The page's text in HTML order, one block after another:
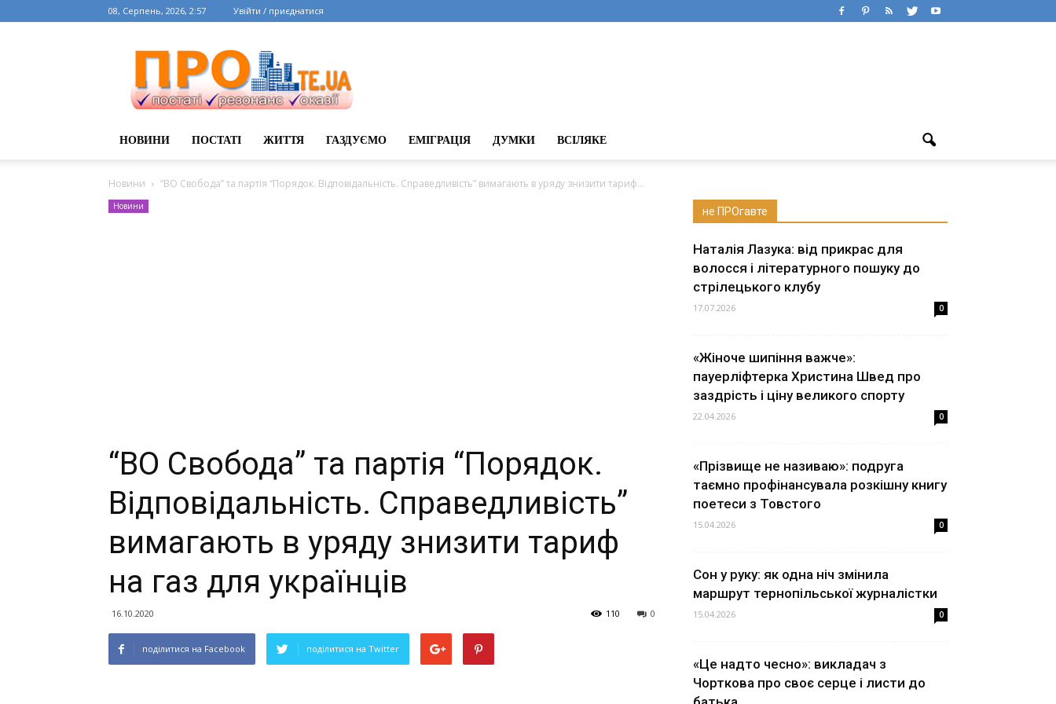
08, Серпень, 2026, 2:57 Увійти / приєднатися
НОВИНИ ПОСТАТІ ЖИТТЯ ГАЗДУЄМО ЕМІГРАЦІЯ ДУМКИ ВСІЛЯКЕ
Новини “ВО Свобода” та партія “Порядок. Відповідальність. Справедливість” вимагають в уряду знизити тариф...
Новини
“ВО Свобода” та партія “Порядок.
Відповідальність. Справедливість”
вимагають в уряду знизити тариф
на газ для українців
16.10.2020 0
110
поділитися на Facebook поділитися на Twitter
не ПРОгавте
Наталія Лазука: від прикрас для
волосся і літературного пошуку до
стрілецького клубу
17.07.2026 0
«Жіноче шипіння важче»:
пауерліфтерка Христина Швед про
заздрість і ціну великого спорту
22.04.2026 0
«Прізвище не називаю»: подруга
таємно профінансувала розкішну книгу
поетеси з Товстого
15.04.2026 0
Сон у руку: як одна ніч змінила
маршрут тернопільської журналістки
15.04.2026 0
«Це надто чесно»: викладач з
Чорткова про своє серце і листи до